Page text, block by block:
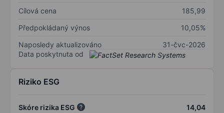
Cílová cena
185,99
Předpokládaný výnos
10,05%
Naposledy aktualizováno
31-čvc-2026
Data poskytnuta od
Riziko ESG
Skóre rizika ESG
14,04